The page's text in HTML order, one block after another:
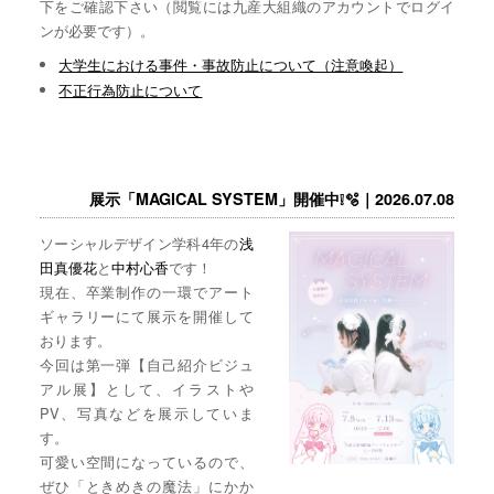
下をご確認下さい（閲覧には九産大組織のアカウントでログイ
ンが必要です）。
大学生における事件・事故防止について（注意喚起）
不正行為防止について
展示「MAGICAL SYSTEM」開催中❕🫧｜2026.07.08
ソーシャルデザイン学科4年の浅
田真優花と中村心香です！
現在、卒業制作の一環でアート
ギャラリーにて展示を開催して
おります。
今回は第一弾【自己紹介ビジュ
アル展】として、イラストや
PV、写真などを展示していま
す。
可愛い空間になっているので、
ぜひ「ときめきの魔法」にかか